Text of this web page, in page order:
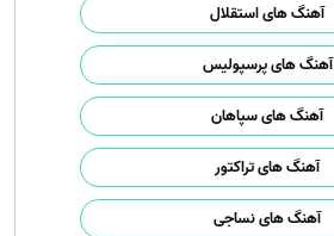
آهنگ های استقلال
آهنگ های پرسپولیس
آهنگ های سپاهان
آهنگ های تراکتور
آهنگ های نساجی